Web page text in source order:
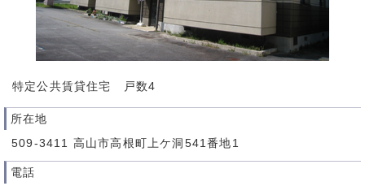
特定公共賃貸住宅 戸数4
所在地
509-3411 高山市高根町上ケ洞541番地1
電話